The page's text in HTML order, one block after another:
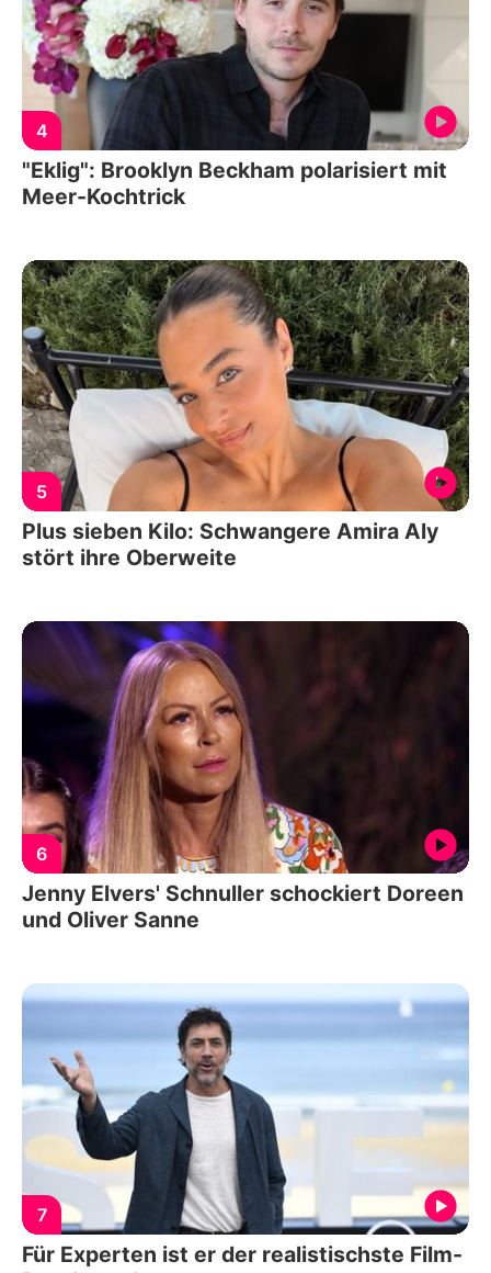
4
"Eklig": Brooklyn Beckham polarisiert mit
Meer-Kochtrick
5
Plus sieben Kilo: Schwangere Amira Aly
stört ihre Oberweite
6
Jenny Elvers' Schnuller schockiert Doreen
und Oliver Sanne
7
Für Experten ist er der realistischste Film-